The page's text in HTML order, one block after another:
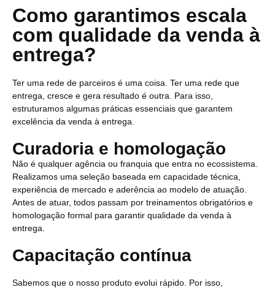
Como garantimos escala
com qualidade da venda à
entrega?
Ter uma rede de parceiros é uma coisa. Ter uma rede que
entrega, cresce e gera resultado é outra. Para isso,
estruturamos algumas práticas essenciais que garantem
excelência da venda à entrega.
Curadoria e homologação
Não é qualquer agência ou franquia que entra no ecossistema.
Realizamos uma seleção baseada em capacidade técnica,
experiência de mercado e aderência ao modelo de atuação.
Antes de atuar, todos passam por treinamentos obrigatórios e
homologação formal para garantir qualidade da venda à
entrega.
Capacitação contínua
Sabemos que o nosso produto evolui rápido. Por isso,